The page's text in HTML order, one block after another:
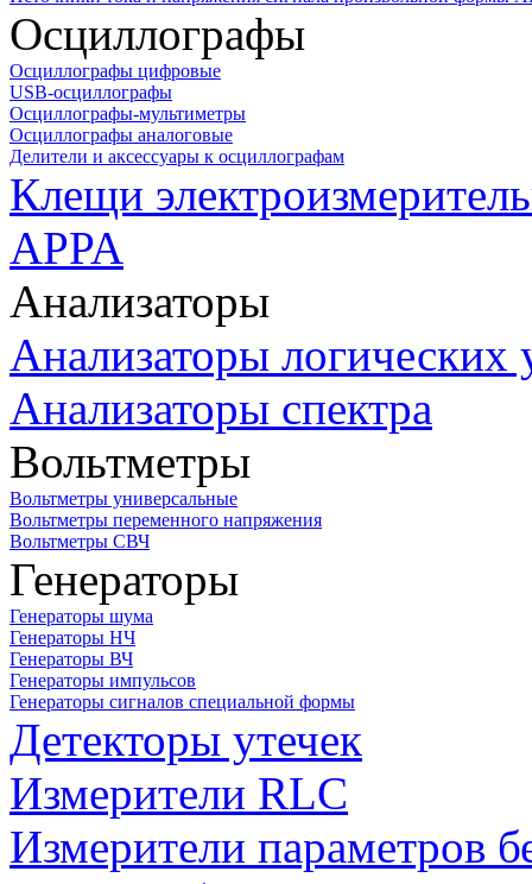
Осциллографы
Осциллографы цифровые
USB-осциллографы
Осциллографы-мультиметры
Осциллографы аналоговые
Делители и аксессуары к осциллографам
Клещи
APPA
Анализаторы
Анализаторы логических
Анализаторы спектра
Вольтметры
Вольтметры универсальные
Вольтметры переменного напряжения
Вольтметры СВЧ
Генераторы
Генераторы шума
Генераторы НЧ
Генераторы ВЧ
Генераторы импульсов
Генераторы сигналов специальной формы
Детекторы утечек
Измерители RLC
Измерители параметров